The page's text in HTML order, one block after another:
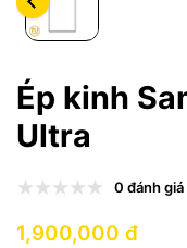
Ép kinh
Ultra
0 đánh giá
1,900,000 đ